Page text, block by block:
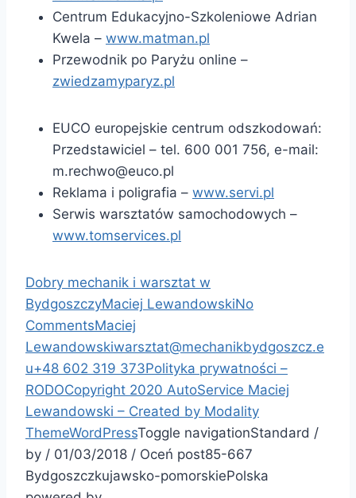
Centrum Edukacyjno-Szkoleniowe Adrian
Kwela – www.matman.pl
Przewodnik po Paryżu online –
zwiedzamyparyz.pl
EUCO europejskie centrum odszkodowań:
Przedstawiciel – tel. 600 001 756, e-mail:
m.rechwo@euco.pl
Reklama i poligrafia – www.servi.pl
Serwis warsztatów samochodowych –
www.tomservices.pl
Dobry mechanik i warsztat w
BydgoszczyMaciej LewandowskiNo
CommentsMaciej
Lewandowskiwarsztat@mechanikbydgoszcz.e
u+48 602 319 373Polityka prywatności –
RODOCopyright 2020 AutoService Maciej
Lewandowski – Created by Modality
ThemeWordPressToggle navigationStandard /
by / 01/03/2018 / Oceń post85-667
Bydgoszczkujawsko-pomorskiePolska